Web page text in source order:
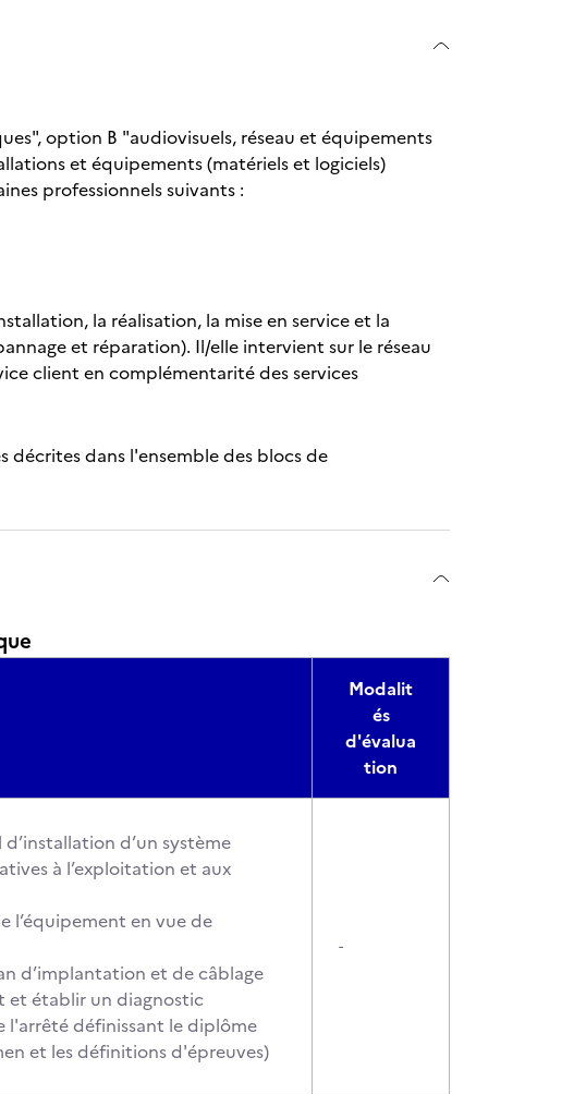
option B "audiovisuels, réseau et équipements
et équipements (matériels et logiciels)
professionnels suivants :
la réalisation, la mise en service et la
et réparation). Il/elle intervient sur le réseau
client en complémentarité des services
décrites dans l'ensemble des blocs de
Modalit
és
d'évalua
tion
d’un système
à l’exploitation et aux
en vue de
d’implantation et de câblage
établir un diagnostic
l'arrêté définissant le diplôme
et les définitions d'épreuves)
-